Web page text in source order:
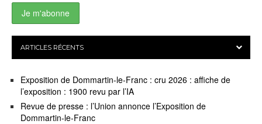
ARTICLES RÉCENTS
Exposition de Dommartin-le-Franc : cru 2026 : affiche de
l’exposition : 1900 revu par l’IA
Revue de presse : l’Union annonce l’Exposition de
Dommartin-le-Franc